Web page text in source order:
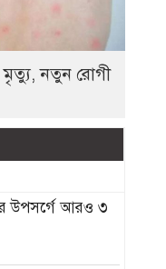
নতুন রোগী
উপসর্গে আরও ৩